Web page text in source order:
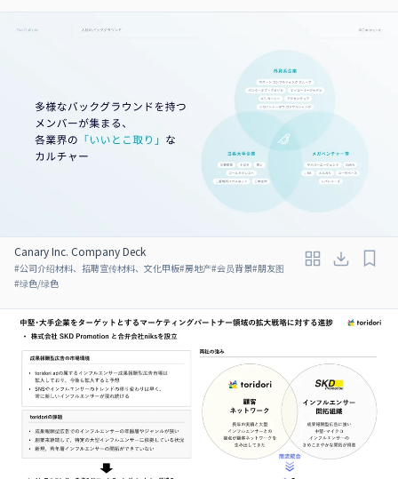
Canary Inc. Company Deck
#公司介绍材料、招聘宣传材料、文化甲板#房地产#会员背景#朋友图
#绿色/绿色